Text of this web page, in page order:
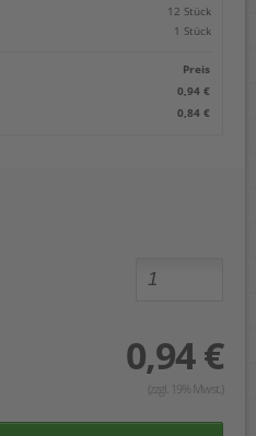
12 Stück
1 Stück
Preis
0,94 €
0,84 €
0,94 €
(zzgl. 19% Mwst.)